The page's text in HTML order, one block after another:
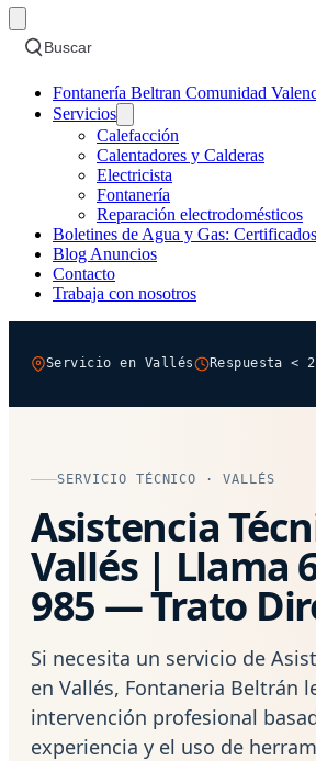
Buscar
Fontanería Beltran Comunidad
Servicios
Calefacción
Calentadores y Calderas
Electricista
Fontanería
Reparación electrodomésticos
Boletines de Agua y Gas:
Blog Anuncios
Contacto
Trabaja con nosotros
Servicio en Vallés Respuesta <
SERVICIO TÉCNICO · VALLÉS
Asistencia
Vallés | Llama
985 — Trato
Si necesita un servicio de
en Vallés, Fontaneria Beltrán
intervención profesional
experiencia y el uso de